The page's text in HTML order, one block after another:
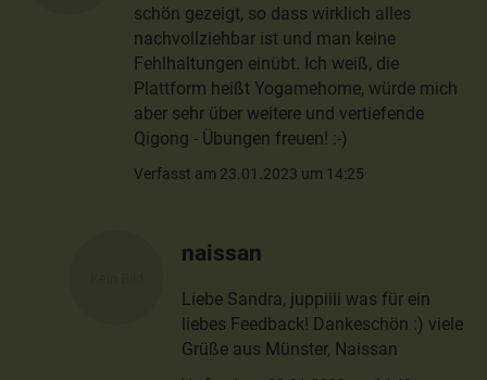
schön gezeigt, so dass wirklich alles
nachvollziehbar ist und man keine
Fehlhaltungen einübt. Ich weiß, die
Plattform heißt Yogamehome, würde mich
aber sehr über weitere und vertiefende
Qigong - Übungen freuen! :-)
Verfasst am 23.01.2023 um 14:25
naissan
Liebe Sandra, juppiiii was für ein
liebes Feedback! Dankeschön :) viele
Grüße aus Münster, Naissan